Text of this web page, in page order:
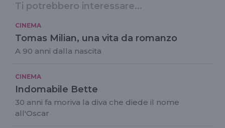
Ti potrebbero interessare...
CINEMA
Tomas Milian, una vita da romanzo
A 90 anni dalla nascita
CINEMA
Indomabile Bette
30 anni fa moriva la diva che diede il nome
all'Oscar